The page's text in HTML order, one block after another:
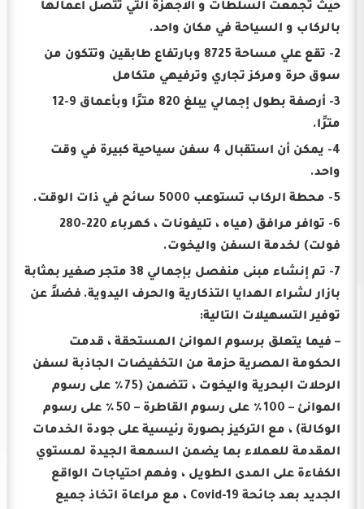
حيث تجمعت السلطات و الاجهزة التي تتصل اعمالها
بالركاب و السياحة في مكان واحد.
2- تقع علي مساحة 8725 وبارتفاع طابقين وتتكون من
سوق حرة ومركز تجاري وترفيهي متكامل
3- أرصفة بطول إجمالي يبلغ 820 مترًا وبأعماق 9-12
مترًا.
4- يمكن أن استقبال 4 سفن سياحية كبيرة في وقت
واحد.
5- محطة الركاب تستوعب 5000 سائح في ذات الوقت.
6- توافر مرافق (مياه ، تليفونات ، كهرباء 220-280
فولت) لخدمة السفن واليخوت.
7- تم إنشاء مبنى منفصل بإجمالي 38 متجر صغير بمثابة
بازار لشراء الهدايا التذكارية والحرف اليدوية. فضلاً عن
توفير التسهيلات التالية:
– فيما يتعلق برسوم الموانئ المستحقة ، قدمت
الحكومة المصرية حزمة من التخفيضات الجاذبة لسفن
الرحلات البحرية واليخوت ، تتضمن (75٪ على رسوم
الموانئ – 100٪ على رسوم القاطرة – 50٪ على رسوم
الوكالة) ، مع التركيز بصورة رئيسية على جودة الخدمات
المقدمة للعملاء بما يضمن السمعة الجيدة لمستوي
الكفاءة على المدى الطويل ، وفهم احتياجات الواقع
الجديد بعد جائحة Covid-19 ، مع مراعاة اتخاذ جميع